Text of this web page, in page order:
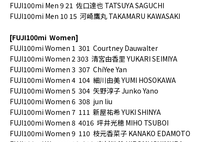
FUJI100mi Men 9 21 佐口達也 TATSUYA SAGUCHI
FUJI100mi Men 10 15 河崎鷹丸 TAKAMARU KAWASAKI
[FUJI100mi Women]
FUJI100mi Women 1 301 Courtney Dauwalter
FUJI100mi Women 2 303 清宮由香里 YUKARI SEIMIYA
FUJI100mi Women 3 307 ChiYee Yan
FUJI100mi Women 4 104 細川由美 YUMI HOSOKAWA
FUJI100mi Women 5 304 矢野淳子 Junko Yano
FUJI100mi Women 6 308 jun liu
FUJI100mi Women 7 111 新屋祐希 YUKI SHINYA
FUJI100mi Women 8 4016 坪井光穂 MIHO TSUBOI
FUJI100mi Women 9 110 枝元香菜子 KANAKO EDAMOTO